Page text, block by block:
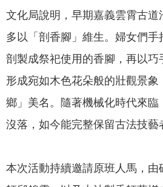
全
政
私
權
政
策
料
文化局說明，早期嘉義雲霄古道
多以「剖香腳」維生。婦女們
剖製成祭祀使用的香腳，再以巧
形成宛如木色花朵般的壯觀景
鄉」美名。隨著機械化時代來
沒落，如今能完整保留古法技藝
本次活動持續邀請原班人馬，